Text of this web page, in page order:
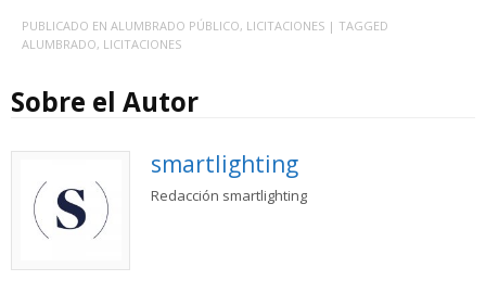
PUBLICADO EN ALUMBRADO PÚBLICO, LICITACIONES | TAGGED
ALUMBRADO, LICITACIONES
Sobre el Autor
smartlighting
Redacción smartlighting